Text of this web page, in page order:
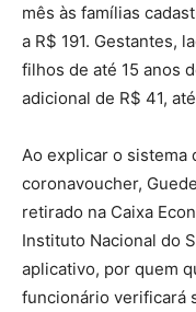
mês às famílias
a R$ 191. Gestantes,
filhos de até 15 anos
adicional de R$ 41,
Ao explicar o sistema
coronavoucher,
retirado na Caixa
Instituto Nacional do
aplicativo, por quem
funcionário verificará